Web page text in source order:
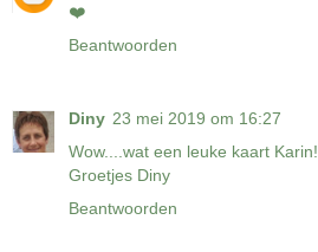
❤️
Beantwoorden
Diny 23 mei 2019 om 16:27
Wow....wat een leuke kaart Karin!
Groetjes Diny
Beantwoorden